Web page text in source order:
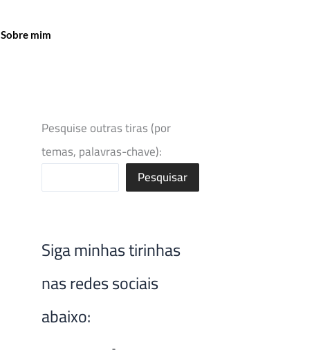
Sobre mim
Pesquise outras tiras (por
temas, palavras-chave):
Pesquisar
Siga minhas tirinhas
nas redes sociais
abaixo: